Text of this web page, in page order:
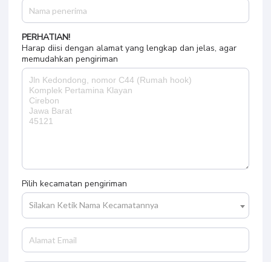
PERHATIAN!
Harap diisi dengan alamat yang lengkap dan jelas, agar
memudahkan pengiriman
Pilih kecamatan pengiriman
Silakan Ketik Nama Kecamatannya